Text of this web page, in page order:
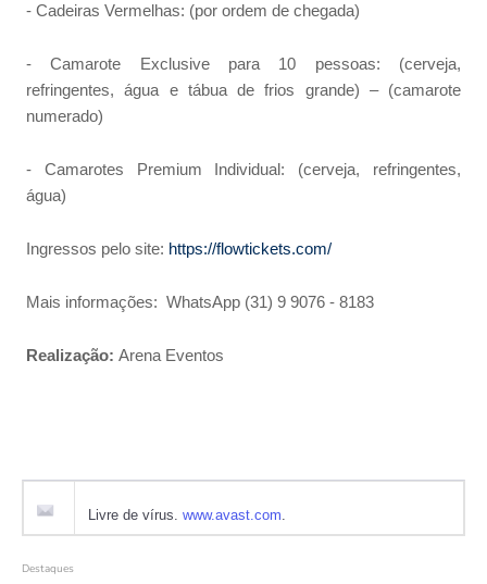
- Cadeiras Vermelhas: (por ordem de chegada)
- Camarote Exclusive para 10 pessoas: (cerveja,
refringentes, água e tábua de frios grande) – (camarote
numerado)
- Camarotes Premium Individual: (cerveja, refringentes,
água)
Ingressos pelo site: https://flowtickets.com/
Mais informações: WhatsApp (31) 9 9076 - 8183
Realização: Arena Eventos
Livre de vírus. www.avast.com.
Destaques